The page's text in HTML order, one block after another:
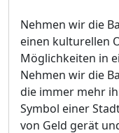
Nehmen wir die
einen kulturellen
Möglichkeiten in
Nehmen wir die
die immer mehr
Symbol einer
von Geld gerät